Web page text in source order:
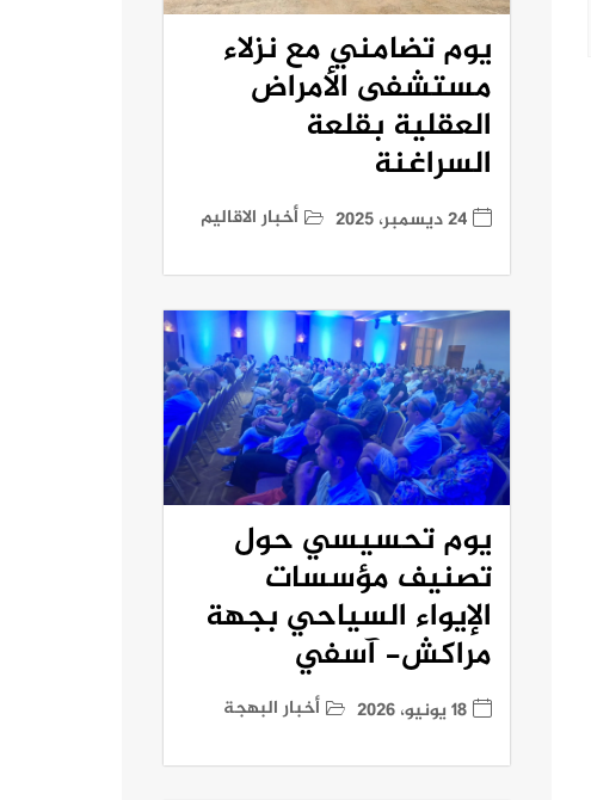
يوم تضامني مع نزلاء
مستشفى الأمراض
العقلية بقلعة
السراغنة
24 ديسمبر، 2025 أخبار الاقاليم
يوم تحسيسي حول
تصنيف مؤسسات
الإيواء السياحي بجهة
مراكش- آسفي
18 يونيو، 2026 أخبار البهجة